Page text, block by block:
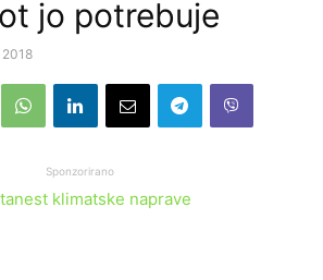
jo potrebuje
2018
Sponzorirano